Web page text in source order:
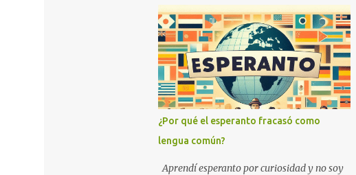
sistema de escritura (si es nuevo para mí).
También lleva mucho menos tiempo
aprender un sistema de escritura que un
idioma. ¡Y puedes sorprender a tus amigos
con tus nuevos conocimientos!
¿Por qué el esperanto fracasó como
lengua común?
Aprendí esperanto por curiosidad y no soy